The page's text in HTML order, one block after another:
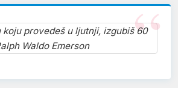
koju provedeš u ljutnji, izgubiš 60
Waldo Emerson